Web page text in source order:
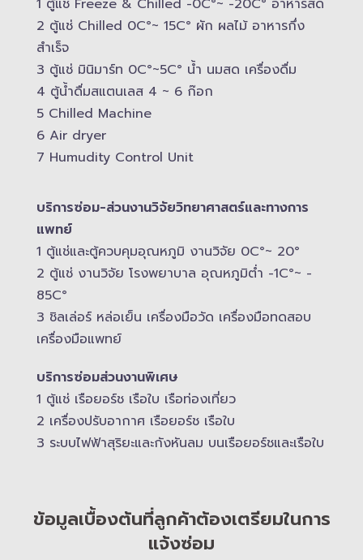
2 ตู้แช่ Chilled​ 0C°~ 15C° ผัก ผลไม้ อาหารกึ่ง
สำเร็จ
3 ตู้แช่​ มินิมาร์ท 0C°~5C° น้ำ นมสด เครื่องดื่ม
4 ตู้น้ำดื่มสแตนเลส​ 4 ~ 6 ก๊อก
5 Chilled Mac​hine
6 Air dryer
7 Humudity Control Unit
บริการซ่อม-​ส่วนงานวิจัยวิทยาศาสตร์และทางการ
แพทย์
1 ตู้แช่และตู้ควบคุม​อุณหภูมิ​ งานวิจัย 0C°~ 20°
2 ตู้แช่ งานวิจัย โรงพยาบาล อุณหภูมิ​ต่ำ -​1C°~ -​
85C°
3 ชิลเล่อร์ หล่อเย็น เครื่องมือวัด เครื่องมือทดสอบ
เครื่องมือแพทย์
บริการซ่อมส่วนงานพิเศษ
1 ตู้แช่ เรือยอร์ช เรือใบ เรือท่องเที่ยว
2 เครื่องปรับอากาศ เรือยอร์ช เรือใบ
3 ระบบไฟฟ้าสุริยะและกังหันลม บนเรือยอร์ช​และเรือใบ
ข้อมูลเบื้องต้นที่ลูกค้าต้องเตรียมในการ
แจ้งซ่อม